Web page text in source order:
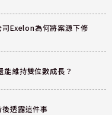
Exelon為何將案源下修
維持雙位數成長？
透露這件事